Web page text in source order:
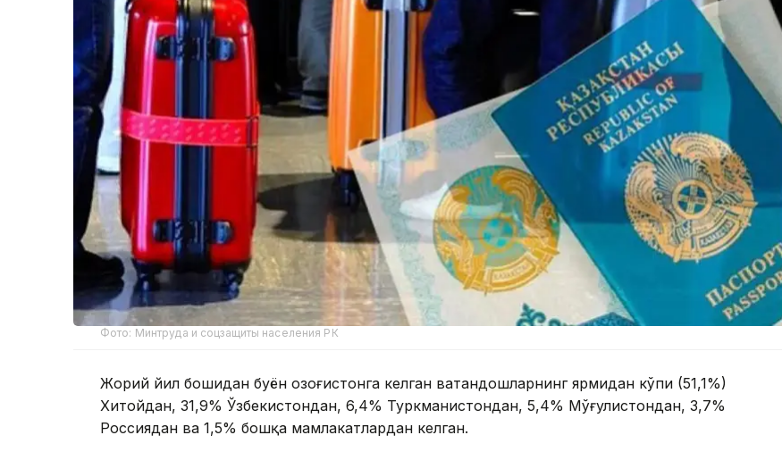
Фото: Минтруда и соцзащиты населения РК
Жорий йил бошидан буён Қозоғистонга келган ватандошларнинг ярмидан кўпи (51,1%)
Хитойдан, 31,9% Ўзбекистондан, 6,4% Туркманистондан, 5,4% Мўғулистондан, 3,7%
Россиядан ва 1,5% бошқа мамлакатлардан келган.